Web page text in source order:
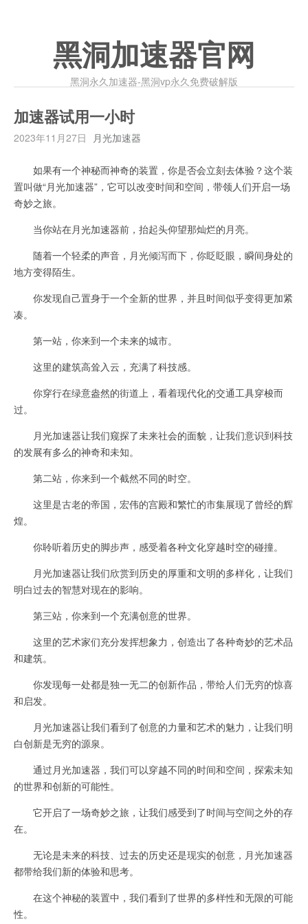
黑洞加速器官网
黑洞永久加速器-黑洞vp永久免费破解版
加速器试用一小时
2023年11月27日 月光加速器
如果有一个神秘而神奇的装置，你是否会立刻去体验？这个装
置叫做“月光加速器”，它可以改变时间和空间，带领人们开启一场
奇妙之旅。
当你站在月光加速器前，抬起头仰望那灿烂的月亮。
随着一个轻柔的声音，月光倾泻而下，你眨眨眼，瞬间身处的
地方变得陌生。
你发现自己置身于一个全新的世界，并且时间似乎变得更加紧
凑。
第一站，你来到一个未来的城市。
这里的建筑高耸入云，充满了科技感。
你穿行在绿意盎然的街道上，看着现代化的交通工具穿梭而
过。
月光加速器让我们窥探了未来社会的面貌，让我们意识到科技
的发展有多么的神奇和未知。
第二站，你来到一个截然不同的时空。
这里是古老的帝国，宏伟的宫殿和繁忙的市集展现了曾经的辉
煌。
你聆听着历史的脚步声，感受着各种文化穿越时空的碰撞。
月光加速器让我们欣赏到历史的厚重和文明的多样化，让我们
明白过去的智慧对现在的影响。
第三站，你来到一个充满创意的世界。
这里的艺术家们充分发挥想象力，创造出了各种奇妙的艺术品
和建筑。
你发现每一处都是独一无二的创新作品，带给人们无穷的惊喜
和启发。
月光加速器让我们看到了创意的力量和艺术的魅力，让我们明
白创新是无穷的源泉。
通过月光加速器，我们可以穿越不同的时间和空间，探索未知
的世界和创新的可能性。
它开启了一场奇妙之旅，让我们感受到了时间与空间之外的存
在。
无论是未来的科技、过去的历史还是现实的创意，月光加速器
都带给我们新的体验和思考。
在这个神秘的装置中，我们看到了世界的多样性和无限的可能
性。